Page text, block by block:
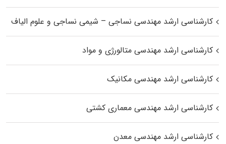
کارشناسی ارشد مهندسی نساجی – شیمی نساجی و علوم الیاف
کارشناسی ارشد مهندسی متالورژی و مواد
کارشناسی ارشد مهندسی مکانیک
کارشناسی ارشد مهندسی معماری کشتی
کارشناسی ارشد مهندسی معدن